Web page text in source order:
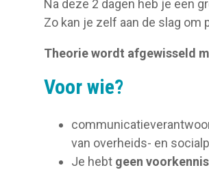
Na deze 2 dagen heb je een
Zo kan je zelf aan de slag om
Theorie wordt afgewisseld
Voor wie?
van overheids- en
Je hebt geen voorkennis